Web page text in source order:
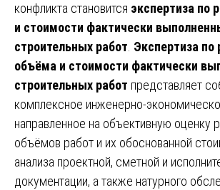
конфликта становится экспертиза по
и стоимости фактически
строительных работ. Экспертиза по
объёма и стоимости фактически
строительных работ представляет
комплексное инженерно-
направленное на объективную оценку
объёмов работ и их обоснованной
анализа проектной, сметной и
документации, а также натурного